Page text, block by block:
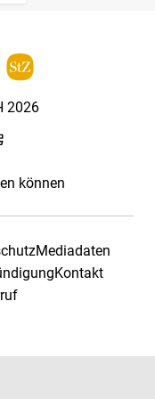
2026
können
Mediadaten
Kontakt